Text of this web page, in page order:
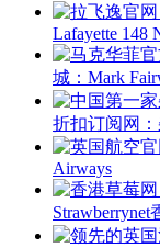
Lafayette 148
城：Mark
折扣订阅网
Airways
Strawberrynet